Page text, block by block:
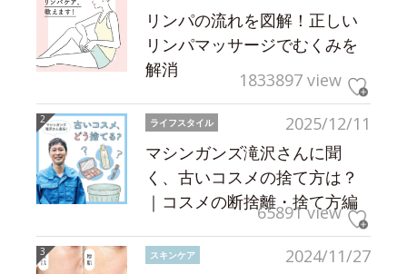
リンパの流れを図解！正しい
リンパマッサージでむくみを
解消
1833897 view
2025/12/11
ライフスタイル
マシンガンズ滝沢さんに聞
く、古いコスメの捨て方は？
｜コスメの断捨離・捨て方編
65891 view
2024/11/27
スキンケア